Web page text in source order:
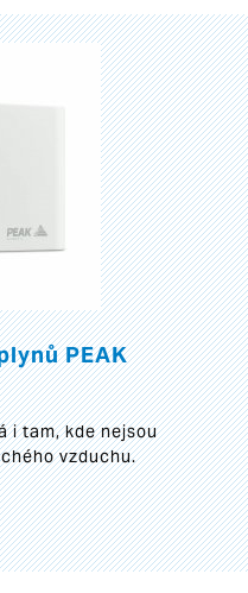
PEAK
i tam, kde nejsou
vzduchu.